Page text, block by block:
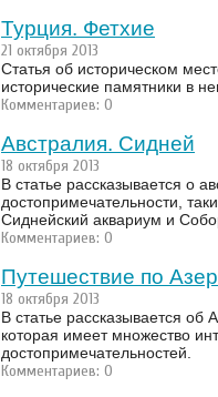
Турция. Фетхие
21 октября 2013
Статья об историческом
исторические памятники в
Комментариев: 0
Австралия. Сидней
18 октября 2013
В статье рассказывается о
достопримечательности,
Сиднейский аквариум и
Комментариев: 0
Путешествие по
18 октября 2013
В статье рассказывается об
которая имеет множество
достопримечательностей.
Комментариев: 0